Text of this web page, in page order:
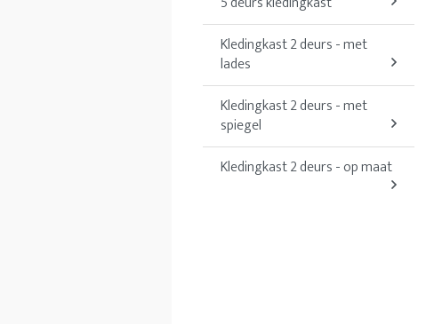
Kledingkast 2 deurs - met
lades
Kledingkast 2 deurs - met
spiegel
Kledingkast 2 deurs - op maat